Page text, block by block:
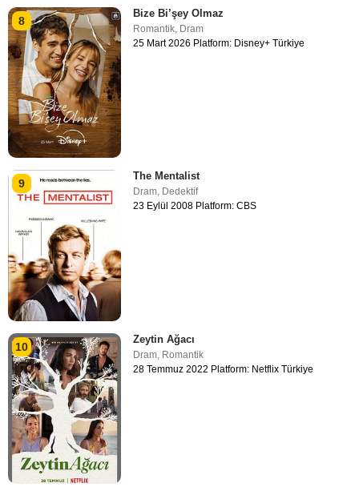
8
Bize Bi’şey Olmaz
Romantik, Dram
25 Mart 2026 Platform: Disney+ Türkiye
9
The Mentalist
Dram, Dedektif
23 Eylül 2008 Platform: CBS
10
Zeytin Ağacı
Dram Romantik
28 Temmuz 2022 Platform: Netflix Türkiye